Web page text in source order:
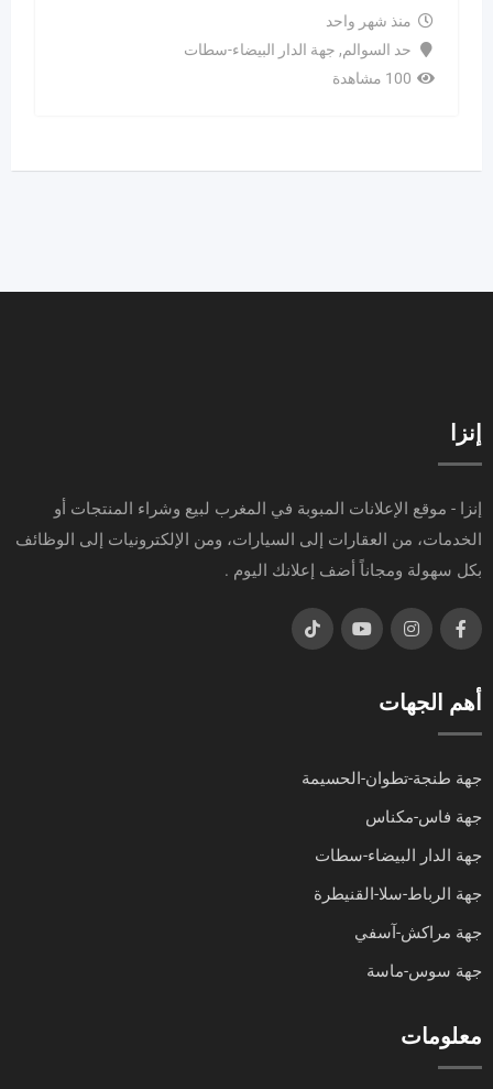
منذ شهر واحد
حد السوالم, جهة الدار البيضاء-سطات
100 مشاهدة
إنزا
إنزا - موقع الإعلانات المبوبة في المغرب لبيع وشراء المنتجات أو
الخدمات، من العقارات إلى السيارات، ومن الإلكترونيات إلى الوظائف
بكل سهولة ومجاناً أضف إعلانك اليوم .
أهم الجهات
جهة طنجة-تطوان-الحسيمة
جهة فاس-مكناس
جهة الدار البيضاء-سطات
جهة الرباط-سلا-القنيطرة
جهة مراكش-آسفي
جهة سوس-ماسة
معلومات